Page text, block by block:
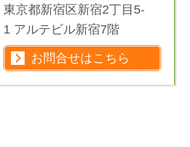
東京都新宿区新宿2丁目5-
1 アルテビル新宿7階
お問合せはこちら